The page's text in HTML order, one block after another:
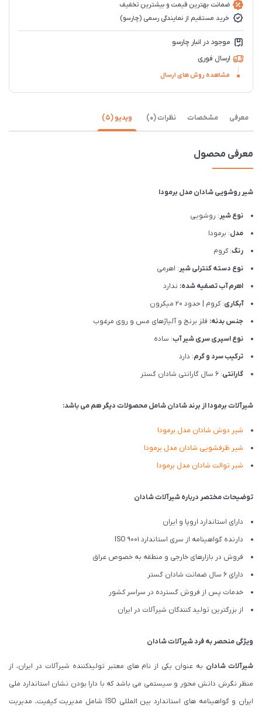
ضمانت بهترین قیمت و بیشترین تخفیف
خرید مستقیم از نمایندگی رسمی (چارسو)
موجود در انبار چارسو
ارسال فوری
مشاهده روش های ارسال
معرفی مشخصات نظرات (0) ویدیو (5)
معرفی محصول
شیر روشویی شادان مدل برمودا
نوع شیر: روشویی
مدل: برمودا
رنگ: کروم
نوع دسته کنترلی شیر: اهرمی
اهرم آب تصفیه شده: ندارد
آبکاری: کروم | حدود 20 میکرون
جنس بدنه: فلز برنج و آلیاژهای مس و روی مرغوب
نوع اسپری سری شیر آب: ساده
ترکیب سرد و گرم: دارد
گارانتی: 6 سال گارانتی شادان گستر
شیرآلات برمودا از برند شادان شامل محصولات دیگر هم می باشد:
شیر دوش شادان مدل برمودا
شیر ظرفشویی شادان مدل برمودا
شیر توالت شادان مدل برمودا
توضیحات مختصر درباره شیرآلات شادان
دارای استاندارد اروپا و ایران
دارنده گواهینامه از سری استاندارد ISO 9001
فروش در بازارهای خارجی و منطقه به خصوص عراق
دارای 6 سال ضمانت شادان گستر
خدمات پس از فروش گسترده در سراسر کشور
از بزرگترین تولید کنندگان شیرآلات در ایران
ویژگی منحصر به فرد شیرآلات شادان
شیرآلات شادان به عنوان یکی از نام های معتبر تولیدکننده شیرآلات در ایران، از
منظر نگرش دانش محور و سیستمی می باشد که با دارا بودن نشان استاندارد ملی
ایران و گواهینامه های استاندارد بین المللی ISO شامل مدیریت کیفیت، مدیریت